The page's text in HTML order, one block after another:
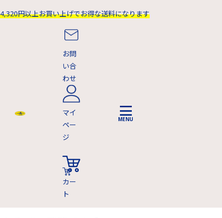
4,320円以上お買い上げでお得な送料になります
お問
い合
わせ
マイ
ペー
ジ
カー
ト